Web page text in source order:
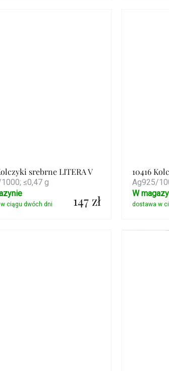
srebrne LITERA V
≤0,47 g
147 zł
10416
Ag925/
W